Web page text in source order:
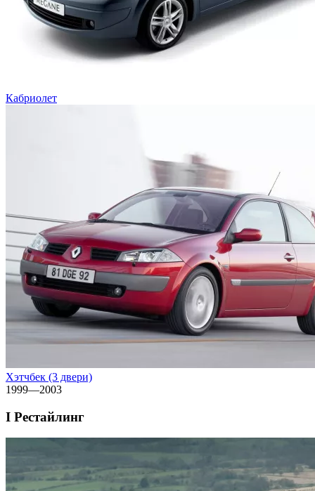
Кабриолет
Хэтчбек (3 двери)
1999—2003
I Рестайлинг